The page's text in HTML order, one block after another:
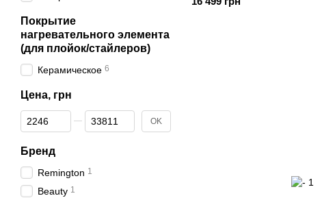
Покрытие
нагревательного элемента
(для плойок/стайлеров)
Керамическое 6
Цена, грн
От Цена, грн
До Цена, грн OK
Бренд
Remington 1
Beauty 1